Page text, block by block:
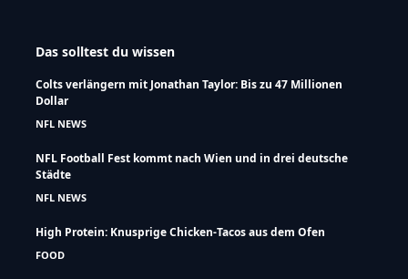
Das solltest du wissen
Colts verlängern mit Jonathan Taylor: Bis zu 47 Millionen
Dollar
NFL NEWS
NFL Football Fest kommt nach Wien und in drei deutsche
Städte
NFL NEWS
High Protein: Knusprige Chicken-Tacos aus dem Ofen
FOOD